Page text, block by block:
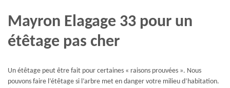
Mayron Elagage 33 pour un
étêtage pas cher
Un étêtage peut être fait pour certaines « raisons prouvées ». Nous
pouvons faire l’étêtage si l’arbre met en danger votre milieu d’habitation.